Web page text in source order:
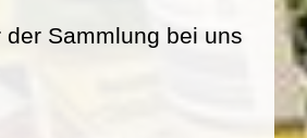
Sammlung bei uns